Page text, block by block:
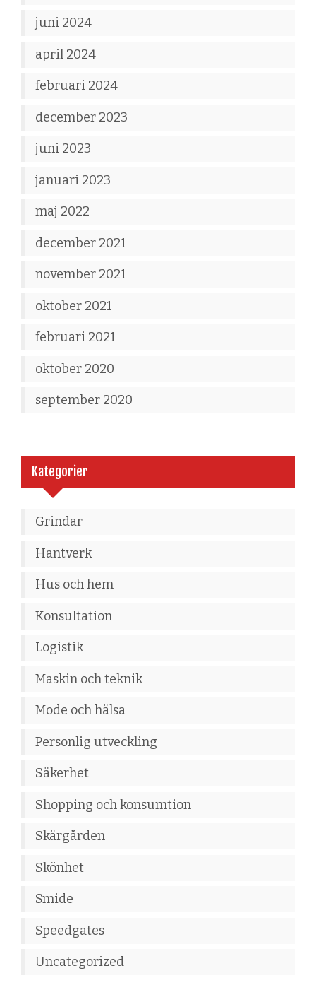
juni 2024
april 2024
februari 2024
december 2023
juni 2023
januari 2023
maj 2022
december 2021
november 2021
oktober 2021
februari 2021
oktober 2020
september 2020
Kategorier
Grindar
Hantverk
Hus och hem
Konsultation
Logistik
Maskin och teknik
Mode och hälsa
Personlig utveckling
Säkerhet
Shopping och konsumtion
Skärgården
Skönhet
Smide
Speedgates
Uncategorized